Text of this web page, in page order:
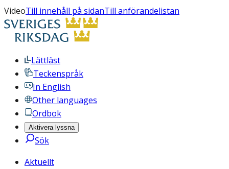
VideoTill innehåll på sidanTill anförandelistan
Lättläst
Teckenspråk
In English
Other languages
Ordbok
Aktivera lyssna
Sök
Aktuellt